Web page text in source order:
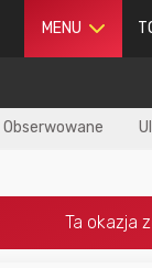
MENU
Obserwowane